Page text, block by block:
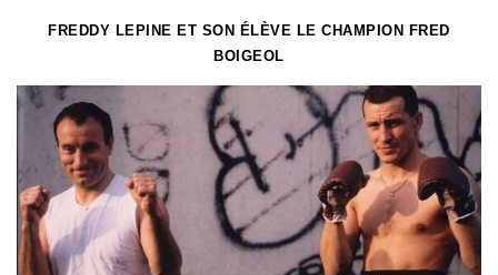
FREDDY LEPINE ET SON ÉLÈVE LE CHAMPION FRED
BOIGEOL